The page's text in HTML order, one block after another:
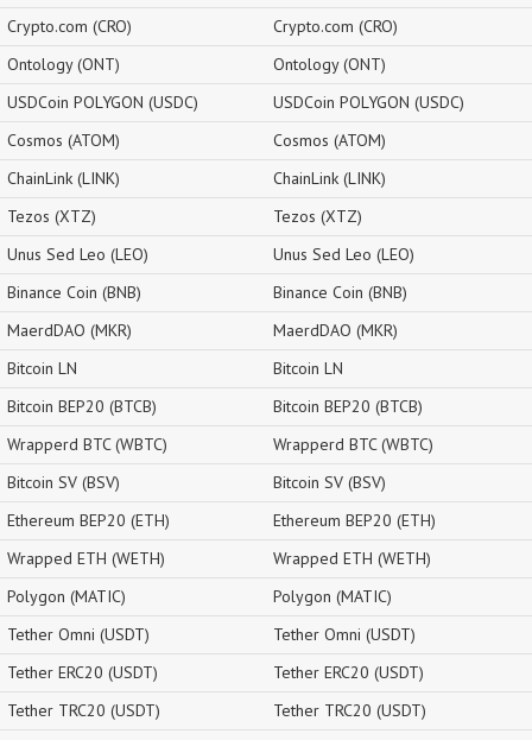
Crypto.com (CRO)
Ontology (ONT)
USDCoin POLYGON (USDC)
Cosmos (ATOM)
ChainLink (LINK)
Tezos (XTZ)
Unus Sed Leo (LEO)
Binance Coin (BNB)
MaerdDAO (MKR)
Bitcoin LN
Bitcoin BEP20 (BTCB)
Wrapperd BTC (WBTC)
Bitcoin SV (BSV)
Ethereum BEP20 (ETH)
Wrapped ETH (WETH)
Polygon (MATIC)
Tether Omni (USDT)
Tether ERC20 (USDT)
Tether TRC20 (USDT)
Crypto.com (CRO)
Ontology (ONT)
USDCoin POLYGON (USDC)
Cosmos (ATOM)
ChainLink (LINK)
Tezos (XTZ)
Unus Sed Leo (LEO)
Binance Coin (BNB)
MaerdDAO (MKR)
Bitcoin LN
Bitcoin BEP20 (BTCB)
Wrapperd BTC (WBTC)
Bitcoin SV (BSV)
Ethereum BEP20 (ETH)
Wrapped ETH (WETH)
Polygon (MATIC)
Tether Omni (USDT)
Tether ERC20 (USDT)
Tether TRC20 (USDT)